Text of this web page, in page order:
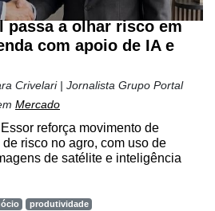
passa a olhar risco em
com apoio de IA e
Crivelari | Jornalista Grupo Portal
Mercado
reforça movimento de
risco no agro, com uso de
de satélite e inteligência
produtividade